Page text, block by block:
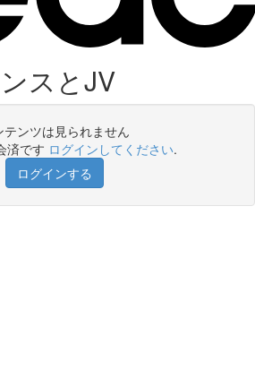
スとJV
テンツは見られません
済です ログインしてください.
ログインする